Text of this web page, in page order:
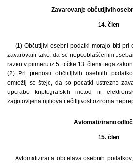
Zavarovanje občutljivih
14. člen
(1) Občutljivi osebni podatki morajo biti pri
zavarovani tako, da se nepooblaščenim
razen v primeru iz 5. točke 13. člena tega
(2) Pri prenosu občutljivih osebnih
omrežij se šteje, da so podatki ustrezno
uporabo kriptografskih metod in
zagotovljena njihova nečitljivost oziroma
Avtomatizirano
15. člen
Avtomatizirana obdelava osebnih